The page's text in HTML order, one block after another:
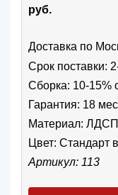
руб.
Доставка по
Срок поставки:
Сборка: 10-15%
Гарантия: 18
Материал:
Цвет: Стандарт
Артикул: 113